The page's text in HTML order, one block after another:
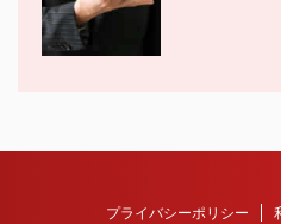
プライバシーポリシー